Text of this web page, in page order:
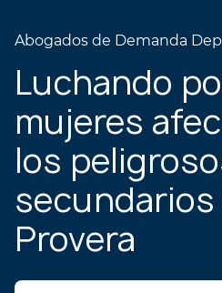
Abogados de Demanda
Luchando
mujeres
los
secundarios
Provera